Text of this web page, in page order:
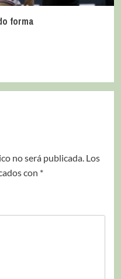
forma
no será publicada. Los
con *